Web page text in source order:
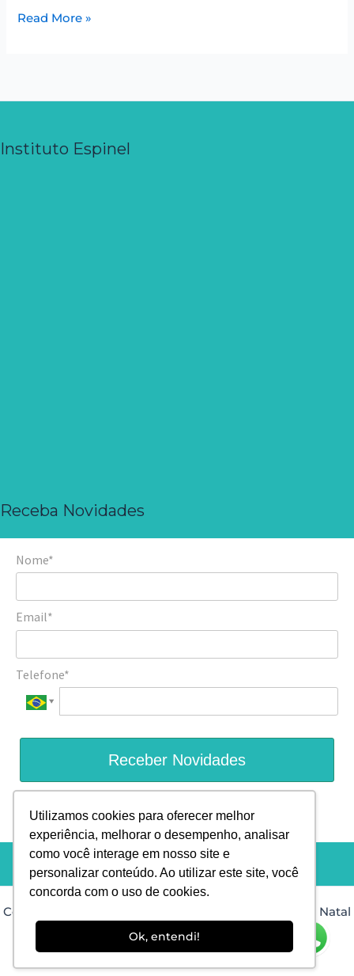
Utilizamos cookies para oferecer melhor
experiência, melhorar o desempenho, analisar
como você interage em nosso site e
personalizar conteúdo. Ao utilizar este site, você
concorda com o uso de cookies.
Ok, entendi!
Read More »
Instituto Espinel
Receba Novidades
Nome*
Email*
Telefone*
Receber Novidades
Prometemos não utilizar suas informações de contato para
enviar qualquer tipo de SPAM.
Copyright © 2026 Dra. Isis Muniz Dermatologista em Natal
Desenvolvido por: PHD Virtual